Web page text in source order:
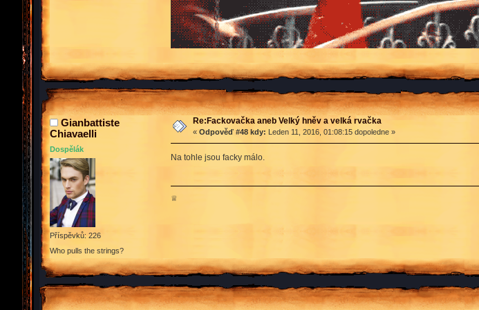
Gianbattiste
Chiavaelli
Dospělák
Příspěvků: 226
Who pulls the strings?
Re:Fackovačka aneb Velký hněv a velká rvačka
« Odpověď #48 kdy: Leden 11, 2016, 01:08:15 dopoledne »
Na tohle jsou facky málo.
♕